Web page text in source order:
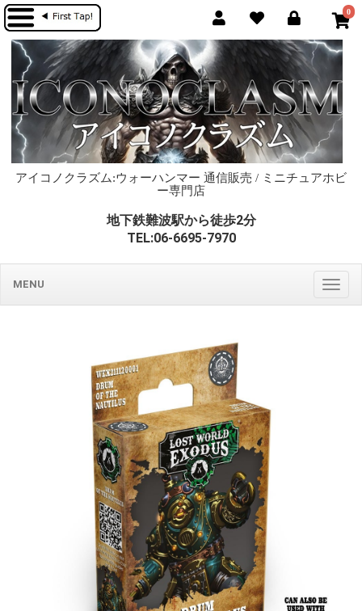
0
アイコノクラズム:ウォーハンマー 通信販売 / ミニチュアホビ
ー専門店
地下鉄難波駅から徒歩2分
TEL:06-6695-7970
MENU